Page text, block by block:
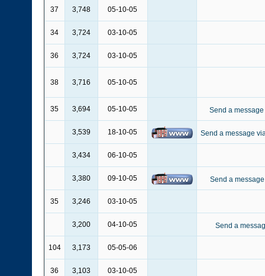
05-10-05
3,748
37
03-10-05
3,724
34
03-10-05
3,724
36
05-10-05
3,716
38
05-10-05
3,694
35
18-10-05
3,539
06-10-05
3,434
09-10-05
3,380
03-10-05
3,246
35
04-10-05
3,200
05-05-06
3,173
104
03-10-05
3,103
36